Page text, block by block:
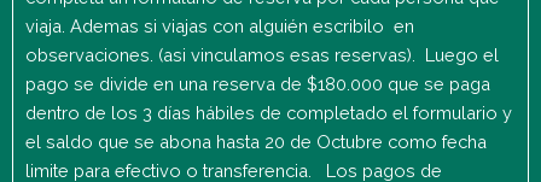
viaja. Ademas si viajas con alguién escribilo en
observaciones. (asi vinculamos esas reservas). Luego el
pago se divide en una reserva de $180.000 que se paga
dentro de los 3 días hábiles de completado el formulario y
el saldo que se abona hasta 20 de Octubre como fecha
limite para efectivo o transferencia. Los pagos de